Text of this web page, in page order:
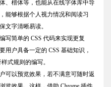
、楷体等，也能从在线字体库中导
能够根据个人视力情况和阅读习
文字清晰易读。
写简单的 CSS 代码来实现更复
用户具备一定的 CSS 基础知识，
式规则的编写。
可以预览效果，若不满意可随时返